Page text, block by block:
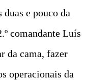
e pouco da
comandante Luís
da cama, fazer
operacionais da